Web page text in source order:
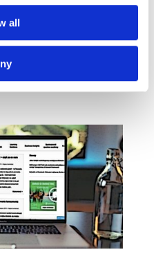
all
treści
blogów. W tym
dla Was artykuły
oraz bloga Kaye